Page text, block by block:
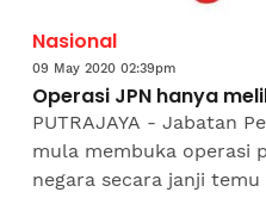
Nasional
09 May 2020 02:39pm
Operasi JPN hanya
PUTRAJAYA - Jabatan
mula membuka operasi
negara secara janji